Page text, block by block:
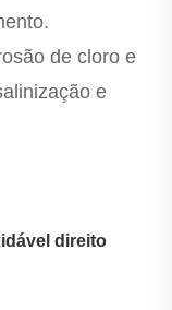
de cloro e
e
direito